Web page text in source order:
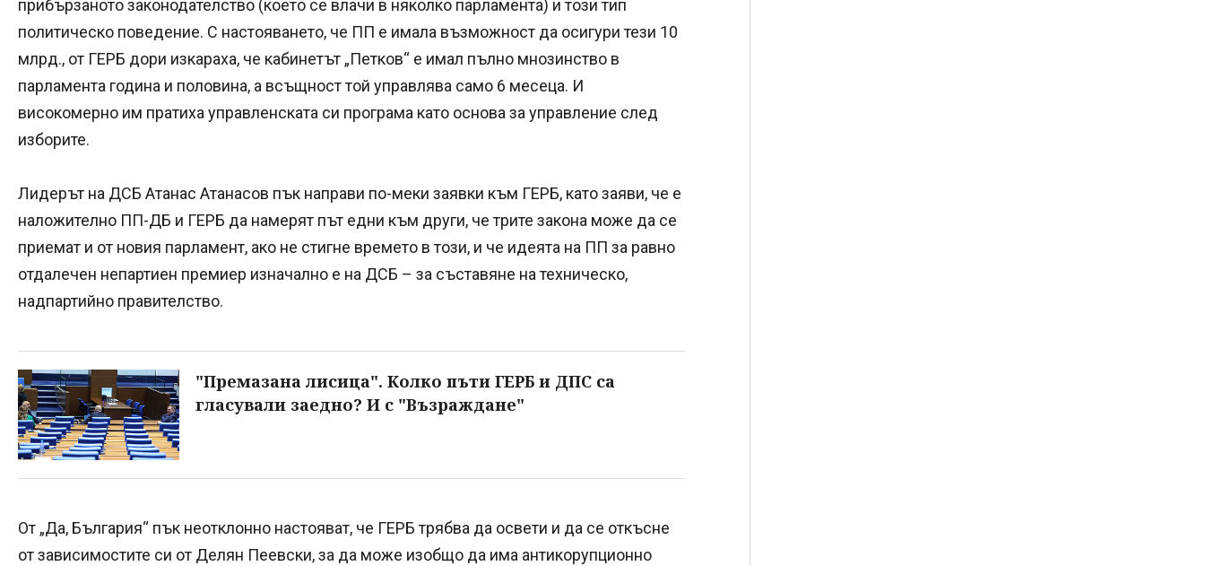
прибързаното законодателство (което се влачи в няколко парламента) и този тип
политическо поведение. С настояването, че ПП е имала възможност да осигури тези 10
млрд., от ГЕРБ дори изкараха, че кабинетът „Петков“ е имал пълно мнозинство в
парламента година и половина, а всъщност той управлява само 6 месеца. И
високомерно им пратиха управленската си програма като основа за управление след
изборите.
Лидерът на ДСБ Атанас Атанасов пък направи по-меки заявки към ГЕРБ, като заяви, че е
наложително ПП-ДБ и ГЕРБ да намерят път едни към други, че трите закона може да се
приемат и от новия парламент, ако не стигне времето в този, и че идеята на ПП за равно
отдалечен непартиен премиер изначално е на ДСБ – за съставяне на техническо,
надпартийно правителство.
"Премазана лисица". Колко пъти ГЕРБ и ДПС са
гласували заедно? И с "Възраждане"
От „Да, България“ пък неотклонно настояват, че ГЕРБ трябва да освети и да се откъсне
от зависимостите си от Делян Пеевски, за да може изобщо да има антикорупционно